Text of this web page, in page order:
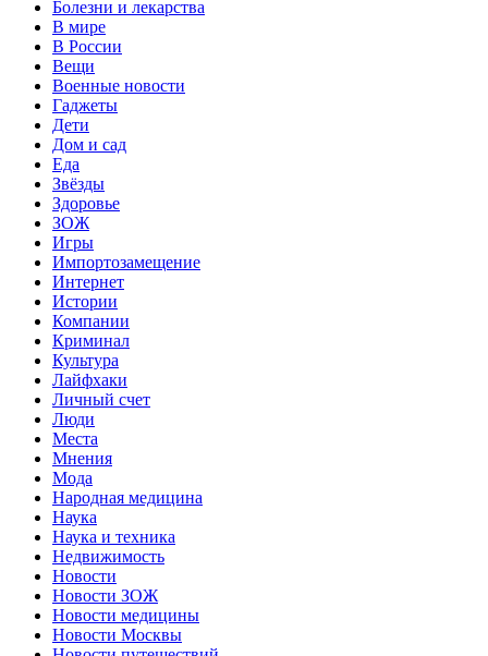
Болезни и лекарства
В мире
В России
Вещи
Военные новости
Гаджеты
Дети
Дом и сад
Еда
Звёзды
Здоровье
ЗОЖ
Игры
Импортозамещение
Интернет
Истории
Компании
Криминал
Культура
Лайфхаки
Личный счет
Люди
Места
Мнения
Мода
Народная медицина
Наука
Наука и техника
Недвижимость
Новости
Новости ЗОЖ
Новости медицины
Новости Москвы